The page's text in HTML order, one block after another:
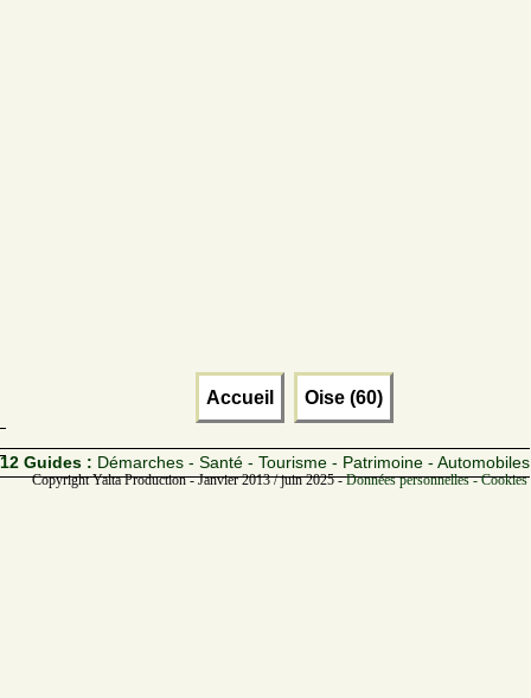
Accueil Oise (60)
12 Guides : Démarches - Santé - Tourisme - Patrimoine - Automobiles
Copyright Yalta Production - Janvier 2013 / juin 2025 -Données personnelles -